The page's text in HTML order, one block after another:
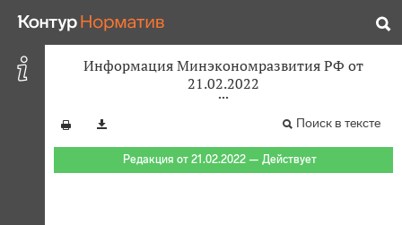
Информация Минэкономразвития РФ от
21.02.2022
Поиск в тексте
Редакция от 21.02.2022 — Действует